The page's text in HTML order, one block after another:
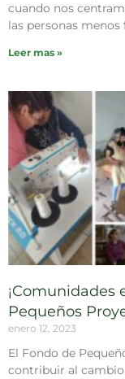
cuando nos
las personas menos
Leer mas »
¡Comunidades
Pequeños
enero 12, 2023
El Fondo de
contribuir al